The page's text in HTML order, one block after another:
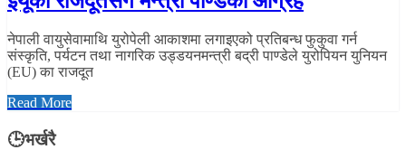
नेपाली वायुसेवामाथि युरोपेली आकाशमा लगाइएको प्रतिबन्ध फुकुवा गर्न
संस्कृति, पर्यटन तथा नागरिक उड्डयनमन्त्री बद्री पाण्डेले युरोपियन युनियन
(EU) का राजदूत
Read More
🕒भर्खरै